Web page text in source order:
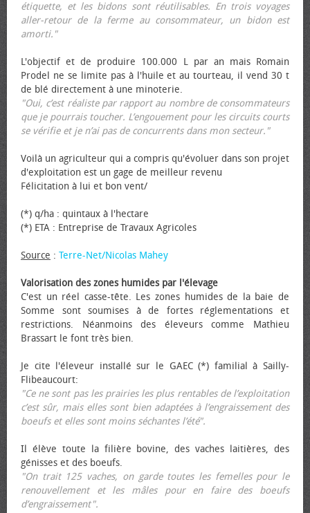
étiquette, et les bidons sont réutilisables. En trois voyages
aller-retour de la ferme au consommateur, un bidon est
amorti."
L'objectif et de produire 100.000 L par an mais Romain
Prodel ne se limite pas à l'huile et au tourteau, il vend 30 t
de blé directement à une minoterie.
"Oui, c’est réaliste par rapport au nombre de consommateurs
que je pourrais toucher. L’engouement pour les circuits courts
se vérifie et je n’ai pas de concurrents dans mon secteur."
Voilà un agriculteur qui a compris qu'évoluer dans son projet
d'exploitation est un gage de meilleur revenu
Félicitation à lui et bon vent/
(*) q/ha : quintaux à l'hectare
(*) ETA : Entreprise de Travaux Agricoles
Source : Terre-Net/Nicolas Mahey
Valorisation des zones humides par l'élevage
C'est un réel casse-tête. Les zones humides de la baie de
Somme sont soumises à de fortes réglementations et
restrictions. Néanmoins des éleveurs comme Mathieu
Brassart le font très bien.
Je cite l'éleveur installé sur le GAEC (*) familial à Sailly-
Flibeaucourt:
"Ce ne sont pas les prairies les plus rentables de l’exploitation
c’est sûr, mais elles sont bien adaptées à l’engraissement des
bœufs et elles sont moins séchantes l’été".
Il élève toute la filière bovine, des vaches laitières, des
génisses et des bœufs.
"On trait 125 vaches, on garde toutes les femelles pour le
renouvellement et les mâles pour en faire des bœufs
d’engraissement".